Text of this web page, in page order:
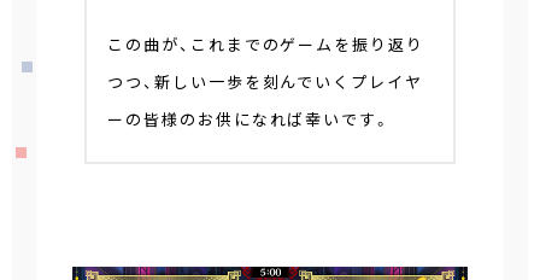
この曲が、これまでのゲームを振り返り
つつ、新しい一歩を刻んでいくプレイヤ
ーの皆様のお供になれば幸いです。